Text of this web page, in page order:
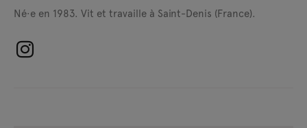
Né·e en 1983. Vit et travaille à Saint-Denis (France).